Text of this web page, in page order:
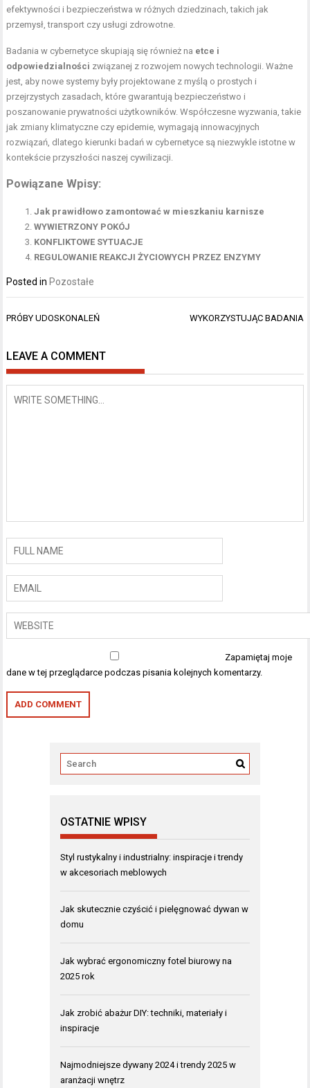
efektywności i bezpieczeństwa w różnych dziedzinach, takich jak
przemysł, transport czy usługi zdrowotne.
Badania w cybernetyce skupiają się również na etce i
odpowiedzialności związanej z rozwojem nowych technologii. Ważne
jest, aby nowe systemy były projektowane z myślą o prostych i
przejrzystych zasadach, które gwarantują bezpieczeństwo i
poszanowanie prywatności użytkowników. Współczesne wyzwania, takie
jak zmiany klimatyczne czy epidemie, wymagają innowacyjnych
rozwiązań, dlatego kierunki badań w cybernetyce są niezwykle istotne w
kontekście przyszłości naszej cywilizacji.
Powiązane Wpisy:
Jak prawidłowo zamontować w mieszkaniu karnisze
WYWIETRZONY POKÓJ
KONFLIKTOWE SYTUACJE
REGULOWANIE REAKCJI ŻYCIOWYCH PRZEZ ENZYMY
Posted in Pozostałe
Nawigacja
PRÓBY UDOSKONALEŃ WYKORZYSTUJĄC BADANIA
LEAVE A COMMENT
Zapamiętaj moje
dane w tej przeglądarce podczas pisania kolejnych komentarzy.
OSTATNIE WPISY
Styl rustykalny i industrialny: inspiracje i trendy
w akcesoriach meblowych
Jak skutecznie czyścić i pielęgnować dywan w
domu
Jak wybrać ergonomiczny fotel biurowy na
2025 rok
Jak zrobić abażur DIY: techniki, materiały i
inspiracje
Najmodniejsze dywany 2024 i trendy 2025 w
aranżacji wnętrz